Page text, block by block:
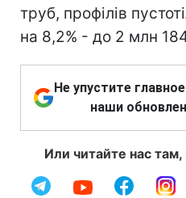
труб, профілів
на 8,2% - до 2 млн
Не упустите
наши
Или читайте нас